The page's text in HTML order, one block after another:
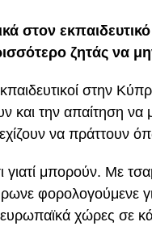
στον
ζητάς να
στην
και την απαίτηση να
να πράττουν
γιατί μπορούν. Με
φορολογούμενε
χώρες σε